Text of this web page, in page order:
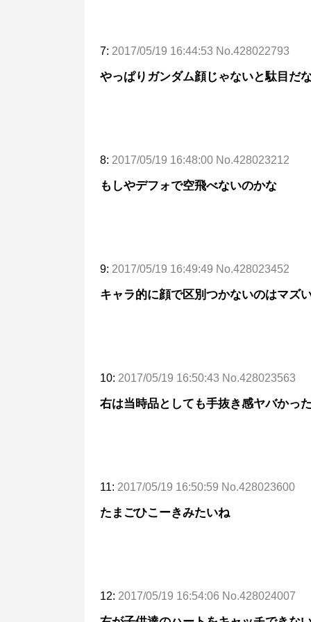
7: 2017/05/19 16:44:53 No.428022793
やっぱりガンダム顔じゃないと駄目だ
8: 2017/05/19 16:48:00 No.428023212
もしやデフォで空飛べないのかな
9: 2017/05/19 16:49:49 No.428023452
キャラ的に顔で区別つかないのはマズ
10: 2017/05/19 16:50:43 No.428023563
右は当時品としても手抜き感ヤバかった
11: 2017/05/19 16:50:59 No.428023600
たまごひこーきみたいね
12: 2017/05/19 16:54:06 No.428024007